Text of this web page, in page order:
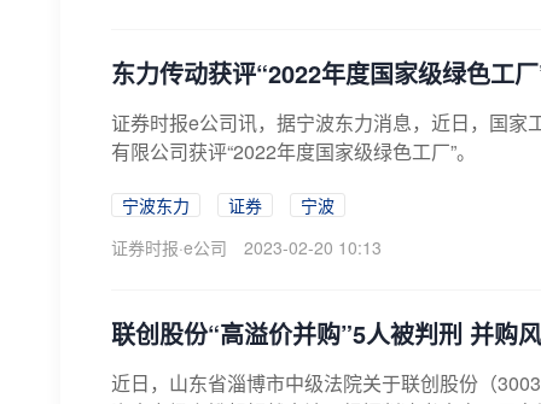
东力传动获评“2022年度国家级绿色工
证券时报e公司讯，据宁波东力消息，近日，国
有限公司获评“2022年度国家级绿色工厂”。
宁波东力 证券
宁波
证券时报·e公司
2023-02-20 10:13
联创股份“高溢价并购”5人被判刑 并购
近日，山东省淄博市中级法院关于联创股份（